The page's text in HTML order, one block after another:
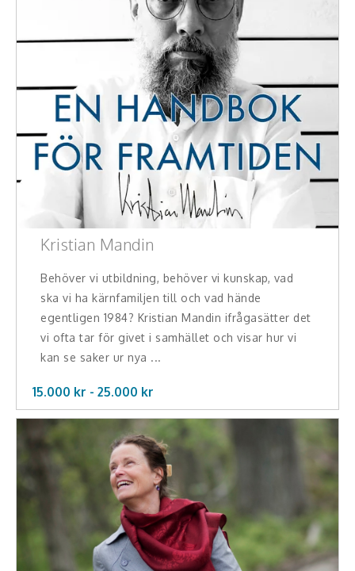
Kristian Mandin
Behöver vi utbildning, behöver vi kunskap, vad
ska vi ha kärnfamiljen till och vad hände
egentligen 1984? Kristian Mandin ifrågasätter det
vi ofta tar för givet i samhället och visar hur vi
kan se saker ur nya ...
15.000 kr - 25.000 kr